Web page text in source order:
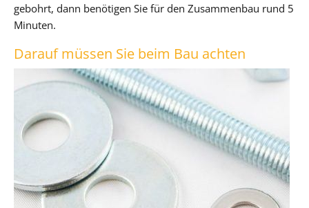
gebohrt, dann benötigen Sie für den Zusammenbau rund 5
Minuten.
Darauf müssen Sie beim Bau achten